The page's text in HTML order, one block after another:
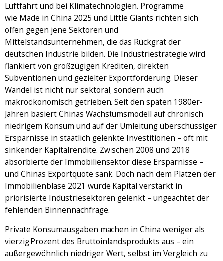
Luftfahrt und bei Klimatechnologien. Programme
wie Made in China 2025 und Little Giants richten sich
offen gegen jene Sektoren und
Mittelstandsunternehmen, die das Rückgrat der
deutschen Industrie bilden. Die Industriestrategie wird
flankiert von großzügigen Krediten, direkten
Subventionen und gezielter Exportförderung. Dieser
Wandel ist nicht nur sektoral, sondern auch
makroökonomisch getrieben. Seit den späten 1980er-
Jahren basiert Chinas Wachstumsmodell auf chronisch
niedrigem Konsum und auf der Umleitung überschüssiger
Ersparnisse in staatlich gelenkte Investitionen – oft mit
sinkender Kapitalrendite. Zwischen 2008 und 2018
absorbierte der Immobiliensektor diese Ersparnisse –
und Chinas Exportquote sank. Doch nach dem Platzen der
Immobilienblase 2021 wurde Kapital verstärkt in
priorisierte Industriesektoren gelenkt – ungeachtet der
fehlenden Binnennachfrage.
Private Konsumausgaben machen in China weniger als
vierzig Prozent des Bruttoinlandsprodukts aus – ein
außergewöhnlich niedriger Wert, selbst im Vergleich zu